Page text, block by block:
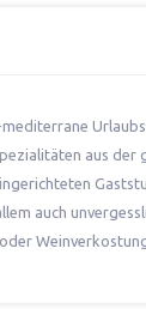
aus der
auch